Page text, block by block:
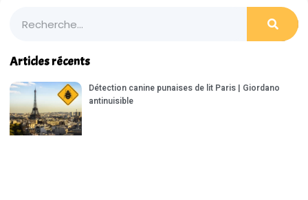
Articles récents
Détection canine punaises de lit Paris | Giordano
antinuisible